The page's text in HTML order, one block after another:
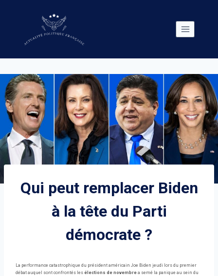
Qui peut remplacer Biden
à la tête du Parti
démocrate ?
La performance catastrophique du président américain Joe Biden jeudi lors du premier
débat auquel sont confrontés les élections de novembre a semé la panique au sein du